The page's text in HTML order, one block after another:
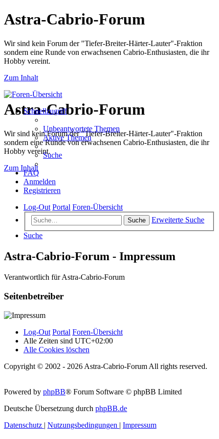
Astra-Cabrio-Forum
Wir sind kein Forum der "Tiefer-Breiter-Härter-Lauter"-Fraktion
sondern eine Runde von erwachsenen Cabrio-Enthusiasten, die ihr
Hobby vereint.
Zum Inhalt
Astra-Cabrio-Forum
Wir sind kein Forum der "Tiefer-Breiter-Härter-Lauter"-Fraktion
sondern eine Runde von erwachsenen Cabrio-Enthusiasten, die ihr
Hobby vereint.
Zum Inhalt
Schnellzugriff
Unbeantwortete Themen
Aktive Themen
Suche
FAQ
Anmelden
Registrieren
Log-Out Portal Foren-Übersicht
Suche
Erweiterte Suche
Suche
Astra-Cabrio-Forum - Impressum
Verantwortlich für Astra-Cabrio-Forum
Seitenbetreiber
Log-Out Portal Foren-Übersicht
Alle Zeiten sind UTC+02:00
Alle Cookies löschen
Copyright © 2002 - 2026 Astra-Cabrio-Forum All rights reserved.
Powered by phpBB® Forum Software © phpBB Limited
Deutsche Übersetzung durch phpBB.de
Datenschutz | Nutzungsbedingungen | Impressum